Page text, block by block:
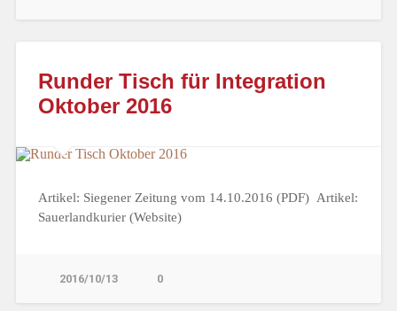
Runder Tisch für Integration
Oktober 2016
Artikel: Siegener Zeitung vom 14.10.2016 (PDF) Artikel:
Sauerlandkurier (Website)
2016/10/13 0